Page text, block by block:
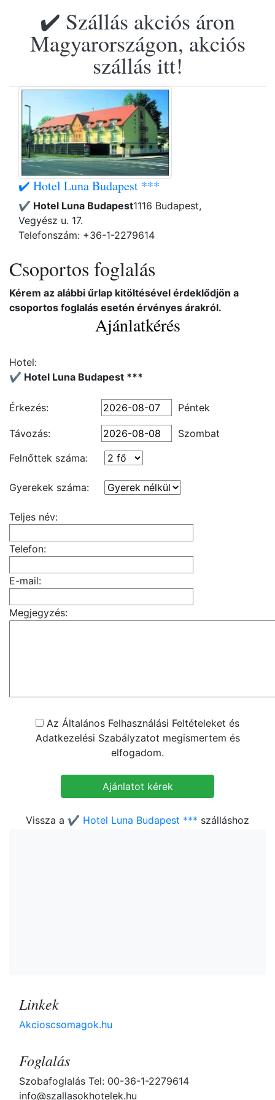
✔️ Szállás akciós áron
Magyarországon, akciós
szállás itt!
✔️ Hotel Luna Budapest ***
✔️ Hotel Luna Budapest1116 Budapest,
Vegyész u. 17.
Telefonszám: +36-1-2279614
Csoportos foglalás
Kérem az alábbi űrlap kitöltésével érdeklődjön a
csoportos foglalás esetén érvényes árakról.
Ajánlatkérés
Hotel:
✔️ Hotel Luna Budapest ***
Érkezés: Péntek
Távozás:
Szombat
Felnőttek száma:
Gyerekek száma:
Teljes név:
Telefon:
E-mail:
Megjegyzés:
Az Általános Felhasználási Feltételeket és
Adatkezelési Szabályzatot megismertem és
elfogadom.
Vissza a ✔️ Hotel Luna Budapest *** szálláshoz
Linkek
Akcioscsomagok.hu
Foglalás
Szobafoglalás Tel: 00-36-1-2279614
info@szallasokhotelek.hu